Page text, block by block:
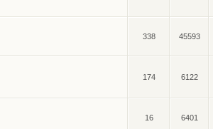
338 45593
174 6122
16 6401